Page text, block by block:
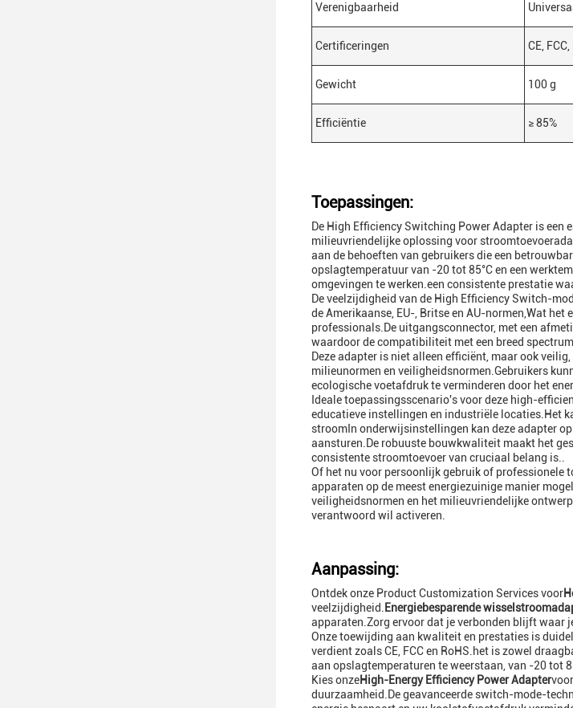
Verenigbaarheid
Certificeringen CE,
Gewicht 100 g
Efficiëntie ≥ 85%
Toepassingen:
De High Efficiency Switching Power Adapter is een
milieuvriendelijke oplossing voor
aan de behoeften van gebruikers die een
opslagtemperatuur van -20 tot 85°C en een
omgevingen te werken.een consistente prestatie
De veelzijdigheid van de High Efficiency Switch-
de Amerikaanse, EU-, Britse en AU-normen,Wat
professionals.De uitgangsconnector, met een
waardoor de compatibiliteit met een breed
Deze adapter is niet alleen efficiënt, maar ook
milieunormen en veiligheidsnormen.Gebruikers
ecologische voetafdruk te verminderen door het
Ideale toepassingsscenario's voor deze high-
educatieve instellingen en industriële locaties.Het
stroomIn onderwijsinstellingen kan deze adapter
aansturen.De robuuste bouwkwaliteit maakt het
consistente stroomtoevoer van cruciaal belang is..
Of het nu voor persoonlijk gebruik of professionele
apparaten op de meest energiezuinige manier
veiligheidsnormen en het milieuvriendelijke
verantwoord wil activeren.
Aanpassing:
Ontdek onze Product Customization Services voor
veelzijdigheid. Energiebesparende
apparaten.Zorg ervoor dat je verbonden blijft waar
Onze toewijding aan kwaliteit en prestaties is
verdient zoals CE, FCC en RoHS.het is zowel
aan opslagtemperaturen te weerstaan, van -20 tot
Kies onzeHigh-Energy Efficiency Power Adapter
duurzaamheid.De geavanceerde switch-mode-